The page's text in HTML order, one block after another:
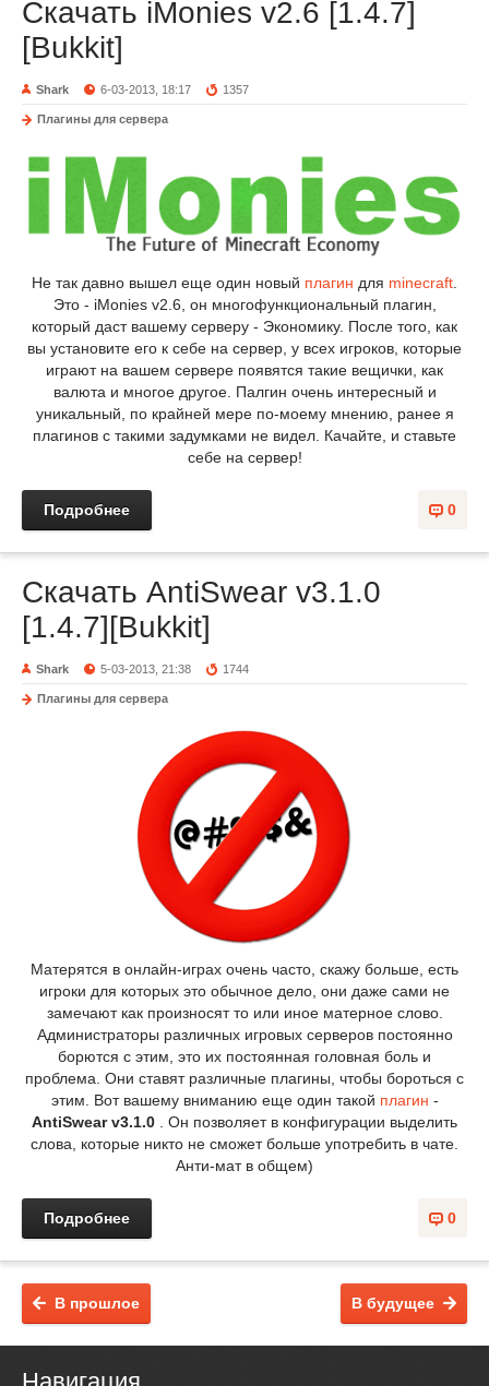
Скачать iMonies v2.6 [1.4.7]
[Bukkit]
Shark 6-03-2013, 18:17 1357
Плагины для сервера
Не так давно вышел еще один новый плагин для minecraft
Это - iMonies v2.6, он многофункциональный плагин,
который даст вашему серверу - Экономику. После того, как
вы установите его к себе на сервер, у всех игроков, которые
играют на вашем сервере появятся такие вещички, как
валюта и многое другое. Палгин очень интересный и
уникальный, по крайней мере по-моему мнению, ранее я
плагинов с такими задумками не видел. Качайте, и ставьте
себе на сервер!
0
Подробнее
Скачать AntiSwear v3.1.0
[1.4.7][Bukkit]
Shark 5-03-2013, 21:38 1744
Плагины для сервера
Матерятся в онлайн-играх очень часто, скажу больше, есть
игроки для которых это обычное дело, они даже сами не
замечают как произносят то или иное матерное слово.
Администраторы различных игровых серверов постоянно
борются с этим, это их постоянная головная боль и
проблема. Они ставят различные плагины, чтобы бороться с
этим. Вот вашему вниманию еще один такой плагин -
AntiSwear v3.1.0
. Он позволяет в конфигурации выделить
слова, которые никто не сможет больше употребить в чате.
Анти-мат в общем)
0
Подробнее
В будущее
В прошлое